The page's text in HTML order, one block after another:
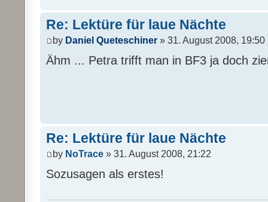
Re: Lektüre für laue Nächte
by Daniel Queteschiner » 31. August 2008, 19:50
Ähm ... Petra trifft man in BF3 ja doch
Re: Lektüre für laue Nächte
by NoTrace » 31. August 2008, 21:22
Sozusagen als erstes!